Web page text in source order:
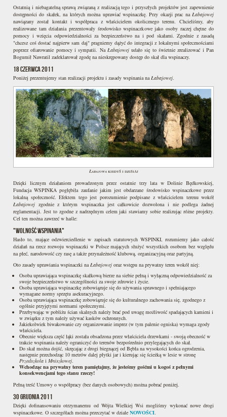
Ostatnią i niebagatelną sprawą związaną z realizacją tego i przyszłych projektów jest zapewnienie
dostępności do skałek, na których można uprawiać wspinaczkę. Przy okazji prac na Łabajowej
nawiązany został kontakt i współpraca z właścicielem okolicznego terenu. Chcieliśmy, aby
realizowane tam działania prezentowały środowisko wspinaczkowe jako osoby raczej chętne do
pomocy i wzięcia odpowiedzialności za bezpieczeństwo na i pod skałami. Zgodnie z zasadą
"chcesz coś dostać najpierw sam daj" pragniemy dążyć do integracji z lokalnymi społecznościami
poprzez ofiarowanie pomocy i sympatii. Na Łabajowejudało się to świetnie zrealizować i Pan
Bogumił Nawratil zadeklarował zgodę na nieskrępowany dostęp do skał dla wspinaczy.
18 czerwca 2011
Poniżej prezentujemy stan realizacji projektu i zasady wspinania na Łabajowej
Łabajowa kiedyś i dzisiaj
Dzięki licznym działaniom prowadzonym przez ostatnie trzy lata w Dolinie Będkowskiej,
Fundacja WSPINKA pogłębiła zaufanie jakim jest obdarzane środowisko wspinaczkowe przez
lokalną społeczność. Efektem tego jest porozumienie podpisane z właścicielem terenu wokół
Łabajowej zgodnie z którym wspinaczka jest całkowicie dozwolona i nie podlega żadnej
reglamentacji. Jest to zgodne z nadrzędnym celem jaki stawiamy sobie realizując różne projekty.
Cel ten można zawrzeć w haśle:
"Wolność wspinania"
Hasło to, mające odzwierciedlenie w zapisach statutowych WSPINKI, rozumiemy jako całość
działań na rzecz rozwoju wspinaczki w Polsce mających służyć wszystkich osobom bez względu
na płeć, narodowość czy rasę a także przynależność klubową, organizacyjną oraz partyjną.
Oto zasady uprawiania wspinaczki naŁabajowej oraz wstępu na prywatny teren wokół niej:
Osoba uprawiająca wspinaczkę skałkową bierze na siebie pełną i wyłączną odpowiedzialność za
swoje bezpieczeństwo w szczególności za swoje zdrowie i życie.
Osoba uprawiająca wspinaczkę zobowiązuje się do używania sprawnego i spełniającego
wymagane normy sprzętu asekuracyjnego.
Osoba uprawiająca wspinaczkę zobowiązuje się do kulturalnego zachowania się, zgodnego z
ogólnie przyjętymi normami społecznymi.
Przebywając w pobliżu ścian skalnych należy brać pod uwagę możliwość spadających kamieni i
w związku z tym należy używać kasków ochronnych.
Jakiekolwiek biwakowanie czy organizowanie imprez (w tym palenie ogniska) wymaga zgody
właściciela.
Obecnie większa część łąki została obsadzona przez właściciela drzewkami - swoją obecność w
trakcie wspinania należy ograniczyć do terenów bezpośrednio przylegających do skał.
Do skał można dojść, skręcając z drogi biegnącej od Bębła na wysokości końca ogrodzenia,
następnie przechodząc 10 metrów dalej płytki jar i kierując się ścieżką w lesie w stronę
Przedszkola i Mniszkowej.
Wchodząc na prywatny teren pamiętajmy, że jesteśmy gośćmi u kogoś z pełnymi
konsekwencjami tego stanu rzeczy!
Pełną treść Umowy o współpracy (bez danych osobowych) można pobrać poniżej.
30 grudnia 2011
Dzięki dofinansowaniu otrzymanemu od Wójta Wielkiej Wsi mogliśmy wykonać nowe drogi
wspinaczkowe. O szczegółach można przeczytać w dziale NOWOŚCI.